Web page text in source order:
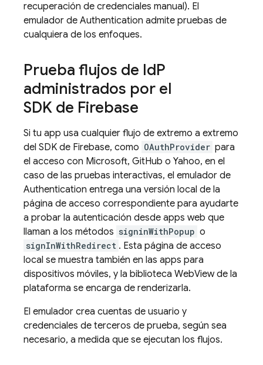
recuperación de credenciales manual). El
emulador de Authentication admite pruebas de
cualquiera de los enfoques.
Prueba flujos de IdP
administrados por el
SDK de Firebase
Si tu app usa cualquier flujo de extremo a extremo
del SDK de Firebase, como OAuthProvider para
el acceso con Microsoft, GitHub o Yahoo, en el
caso de las pruebas interactivas, el emulador de
Authentication entrega una versión local de la
página de acceso correspondiente para ayudarte
a probar la autenticación desde apps web que
llaman a los métodos signinWithPopup o
signInWithRedirect . Esta página de acceso
local se muestra también en las apps para
dispositivos móviles, y la biblioteca WebView de la
plataforma se encarga de renderizarla.
El emulador crea cuentas de usuario y
credenciales de terceros de prueba, según sea
necesario, a medida que se ejecutan los flujos.